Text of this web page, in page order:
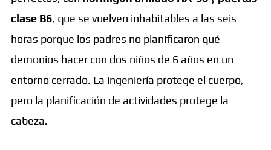
clase B6, que se vuelven inhabitables a las seis
horas porque los padres no planificaron qué
demonios hacer con dos niños de 6 años en un
entorno cerrado. La ingeniería protege el cuerpo,
pero la planificación de actividades protege la
cabeza.